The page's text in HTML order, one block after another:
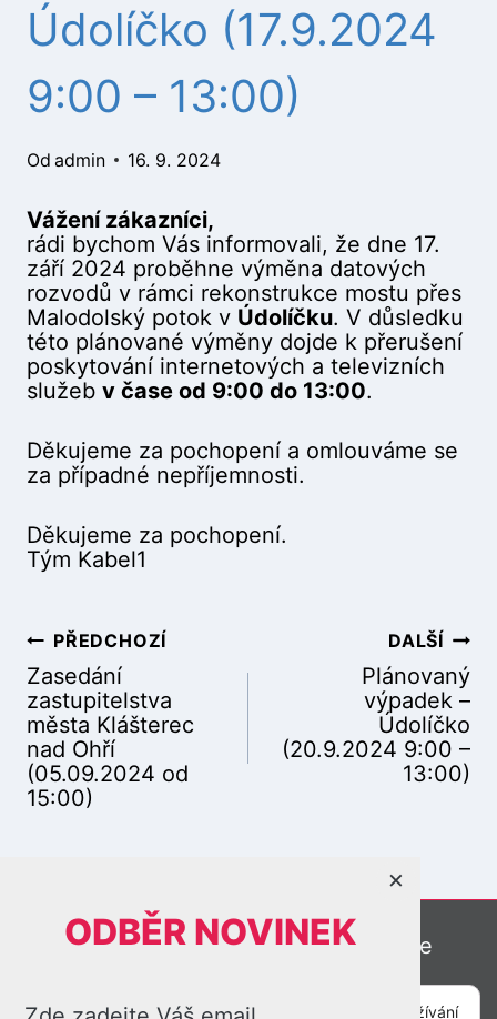
Údolíčko (17.9.2024
9:00 – 13:00)
Od admin 16. 9. 2024
Vážení zákazníci,
rádi bychom Vás informovali, že dne 17.
září 2024 proběhne výměna datových
rozvodů v rámci rekonstrukce mostu přes
Malodolský potok v Údolíčku. V důsledku
této plánované výměny dojde k přerušení
poskytování internetových a televizních
služeb v čase od 9:00 do 13:00.
Děkujeme za pochopení a omlouváme se
za případné nepříjemnosti.
Děkujeme za pochopení.
Tým Kabel1
N
a
i
PŘEDCHOZÍ
Zasedání
zastupitelstva
města Klášterec
nad Ohří
(05.09.2024 od
15:00)
DALŠÍ
Plánovaný
výpadek –
Údolíčko
(20.9.2024 9:00 –
13:00)
Online kamery
Meteostanice
ODBĚR NOVINEK
×
Tato webová stránka potřebuje váš souhlas pro používání